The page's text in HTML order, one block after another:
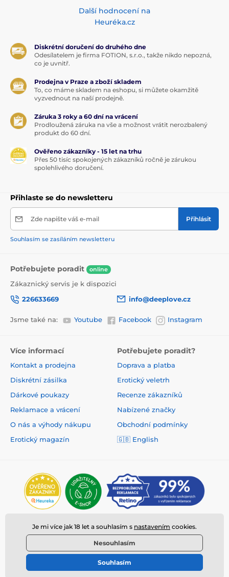
Další hodnocení na
Heuréka.cz
Diskrétní doručení do druhého dne
Odesílatelem je firma FOTION, s.r.o., takže nikdo nepozná,
co je uvnitř.
Prodejna v Praze a zboží skladem
To, co máme skladem na eshopu, si můžete okamžitě
vyzvednout na naší prodejně.
Záruka 3 roky a 60 dní na vrácení
Prodloužená záruka na vše a možnost vrátit nerozbalený
produkt do 60 dní.
Ověřeno zákazníky - 15 let na trhu
Přes 50 tisíc spokojených zákazníků ročně je zárukou
spolehlivého doručení.
Přihlaste se do newsletteru
Zde napište váš e-mail Přihlásit
Souhlasím se zasíláním newsletteru
Potřebujete poradit online
Zákaznický servis je k dispozici
226633669
info@deeplove.cz
Jsme také na: Youtube Facebook Instagram
Více informací
Kontakt a prodejna
Diskrétní zásilka
Dárkové poukazy
Reklamace a vrácení
O nás a výhody nákupu
Erotický magazín
Potřebujete poradit?
Doprava a platba
Erotický veletrh
Recenze zákazníků
Nabízené značky
Obchodní podmínky
🇬🇧 English
© 2026 www.deeplove.cz ⦁ E-shop vytvořila
Je mi více jak 18 let a souhlasím s nastavením cookies.
Nesouhlasím
Souhlasím